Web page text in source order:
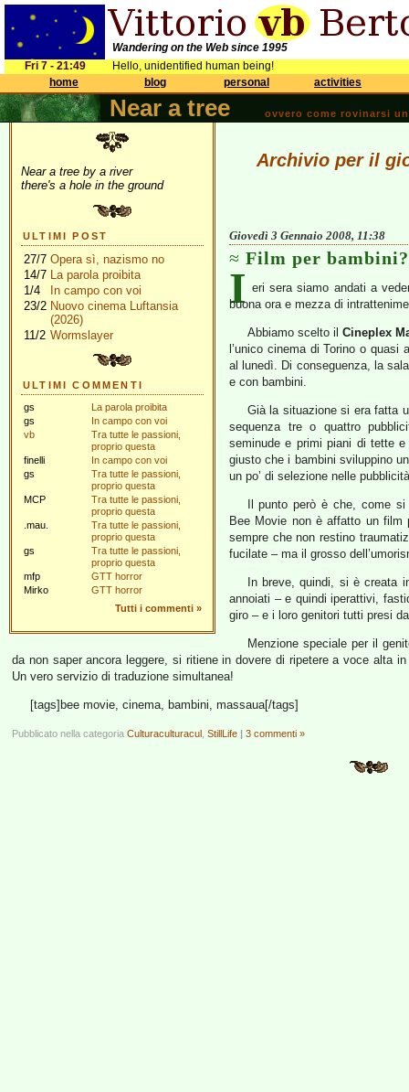
Wandering on the Web since 1995
Fri 7 - 21:49
Hello, unidentified human being!
home
blog personal activities
Near a tree ovvero come rovinarsi
Near a tree by a river
there's a hole in the ground
ULTIMI POST
27/7 Opera sì, nazismo no
14/7 La parola proibita
1/4
In campo con voi
23/2 Nuovo cinema Luftansia
(2026)
11/2 Wormslayer
ULTIMI COMMENTI
gs
La parola proibita
gs
In campo con voi
vb
Tra tutte le passioni,
proprio questa
finelli
In campo con voi
gs
Tra tutte le passioni,
proprio questa
MCP
Tra tutte le passioni,
proprio questa
.mau.
Tra tutte le passioni,
proprio questa
gs
Tra tutte le passioni,
proprio questa
mfp
GTT horror
Mirko
GTT horror
Tutti i commenti »
Archivio per il
Giovedì 3 Gennaio 2008, 11:38
Film per bambini?
I eri sera siamo andati a
buona ora e mezza di
Abbiamo scelto il Cineplex
l’unico cinema di Torino o
al lunedì. Di conseguenza, la
e con bambini.
Già la situazione si era fatta
sequenza tre o quattro
seminude e primi piani di tette
giusto che i bambini sviluppino
un po’ di selezione nelle
Il punto però è che, come
Bee Movie non è affatto un film
sempre che non restino
fucilate – ma il grosso
In breve, quindi, si è creata
annoiati – e quindi iperattivi,
giro – e i loro genitori tutti presi
Menzione speciale per il
da non saper ancora leggere, si ritiene in dovere di ripetere a voce alta
Un vero servizio di traduzione simultanea!
[tags]bee movie, cinema, bambini, massaua[/tags]
Pubblicato nella categoria Culturaculturacul StillLife | 3 commenti »